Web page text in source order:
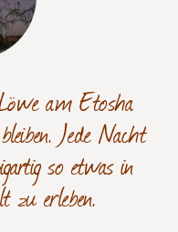
am Etosha
Jede Nacht
so etwas in
erleben.